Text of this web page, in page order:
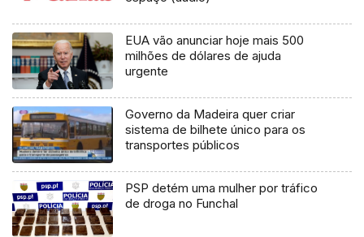
EUA vão anunciar hoje mais 500
milhões de dólares de ajuda
urgente
Governo da Madeira quer criar
sistema de bilhete único para os
transportes públicos
PSP detém uma mulher por tráfico
de droga no Funchal